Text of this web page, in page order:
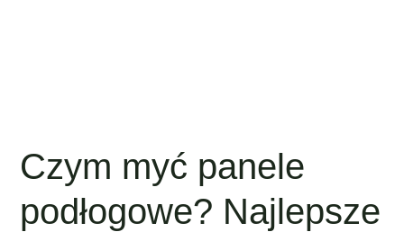
Czym myć panele
podłogowe? Najlepsze